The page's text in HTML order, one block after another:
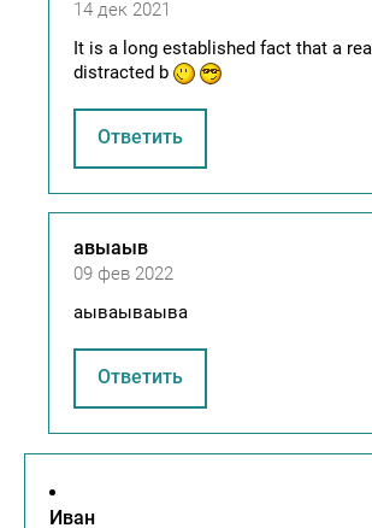
14 дек 2021
It is a long established fact that a
distracted b
Ответить
авыаыв
09 фев 2022
аываываыва
Ответить
Иван